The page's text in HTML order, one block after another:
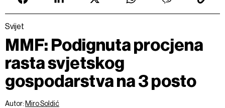
Svijet
MMF: Podignuta procjena
rasta svjetskog
gospodarstva na 3 posto
Autor: Miro Soldić